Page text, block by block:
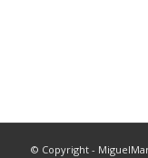
© Copyright -